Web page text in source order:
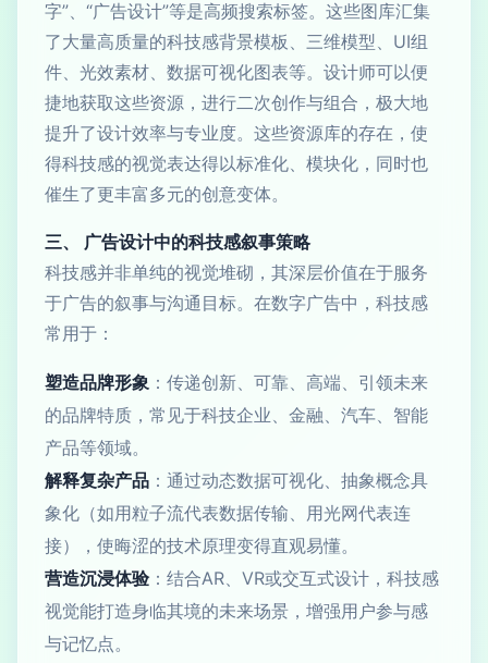
字”、“广告设计”等是高频搜索标签。这些图库汇集
了大量高质量的科技感背景模板、三维模型、UI组
件、光效素材、数据可视化图表等。设计师可以便
捷地获取这些资源，进行二次创作与组合，极大地
提升了设计效率与专业度。这些资源库的存在，使
得科技感的视觉表达得以标准化、模块化，同时也
催生了更丰富多元的创意变体。
三、 广告设计中的科技感叙事策略
科技感并非单纯的视觉堆砌，其深层价值在于服务
于广告的叙事与沟通目标。在数字广告中，科技感
常用于：
塑造品牌形象 ：传递创新、可靠、高端、引领未来
的品牌特质，常见于科技企业、金融、汽车、智能
产品等领域。
解释复杂产品 ：通过动态数据可视化、抽象概念具
象化（如用粒子流代表数据传输、用光网代表连
接），使晦涩的技术原理变得直观易懂。
营造沉浸体验 ：结合AR、VR或交互式设计，科技感
视觉能打造身临其境的未来场景，增强用户参与感
与记忆点。